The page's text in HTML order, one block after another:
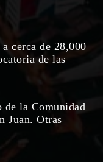
cerca de 28,000
de las
la Comunidad
Juan. Otras